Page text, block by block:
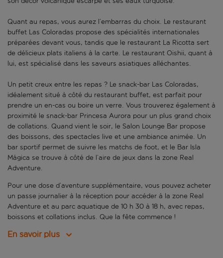
Quant au repas, vous aurez l’embarras du choix. Le restaurant
buffet Las Coloradas propose des spécialités internationales
préparées devant vous, tandis que le restaurant La Ricotta sert
de délicieux plats italiens à la carte. Le restaurant Oishii, quant à
lui, est spécialisé dans les saveurs asiatiques alléchantes.
Un petit creux entre les repas ? Le snack-bar Las Coloradas,
idéalement situé à côté du restaurant buffet, est parfait pour
prendre un en-cas ou boire un verre. Vous trouverez également à
proximité le snack-bar Princesa Aurora pour un plus grand choix
de collations. Quand vient le soir, le Salon Lounge Bar propose
des boissons, des spectacles live et une ambiance animée. Un
bar sportif permet de suivre les matchs de foot, et le Bar Isla
Mágica se trouve à côté de l’aire de jeux dans la zone Real
Adventure.
Pour une dose d’aventure supplémentaire, vous pouvez acheter
un passe journalier à la réception pour accéder à la zone Real
Adventure et au parc aquatique de 10 h 30 à 18 h, avec repas,
boissons et collations inclus. Que la fête commence !
En savoir plus